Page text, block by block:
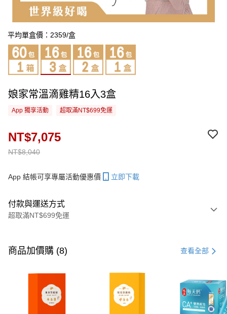
平均單盒價：2359/盒
娘家常溫滴雞精16入3盒
App 獨享活動 超取滿NT$699免運
NT$8,040
NT$7,075
App 結帳可享專屬活動優惠價 立即下載
付款與運送方式
超取滿NT$699免運
信用卡一次付款
商品加價購 (8) 查看全部